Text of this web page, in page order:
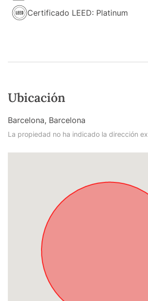
Certificado LEED: Platinum
Ubicación
Barcelona, Barcelona
La propiedad no ha indicado la dirección